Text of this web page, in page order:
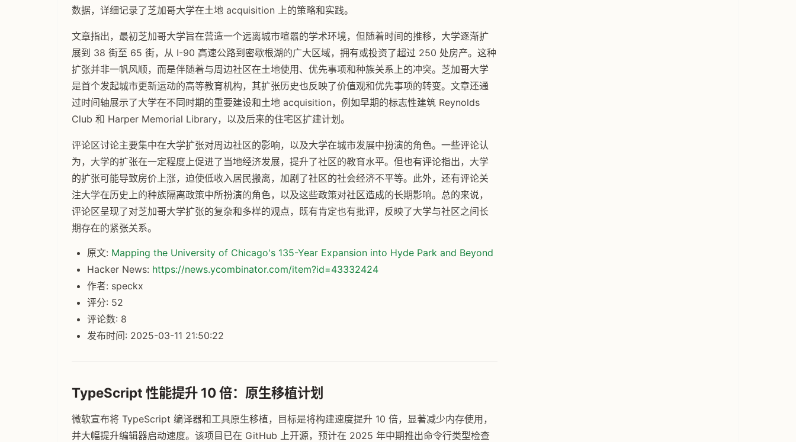
数据，详细记录了芝加哥大学在土地 acquisition 上的策略和实践。
文章指出，最初芝加哥大学旨在营造一个远离城市喧嚣的学术环境，但随着时间的推移，大学逐渐扩
展到 38 街至 65 街，从 I-90 高速公路到密歇根湖的广大区域，拥有或投资了超过 250 处房产。这种
扩张并非一帆风顺，而是伴随着与周边社区在土地使用、优先事项和种族关系上的冲突。芝加哥大学
是首个发起城市更新运动的高等教育机构，其扩张历史也反映了价值观和优先事项的转变。文章还通
过时间轴展示了大学在不同时期的重要建设和土地 acquisition，例如早期的标志性建筑 Reynolds
Club 和 Harper Memorial Library，以及后来的住宅区扩建计划。
评论区讨论主要集中在大学扩张对周边社区的影响，以及大学在城市发展中扮演的角色。一些评论认
为，大学的扩张在一定程度上促进了当地经济发展，提升了社区的教育水平。但也有评论指出，大学
的扩张可能导致房价上涨，迫使低收入居民搬离，加剧了社区的社会经济不平等。此外，还有评论关
注大学在历史上的种族隔离政策中所扮演的角色，以及这些政策对社区造成的长期影响。总的来说，
评论区呈现了对芝加哥大学扩张的复杂和多样的观点，既有肯定也有批评，反映了大学与社区之间长
期存在的紧张关系。
原文: Mapping the University of Chicago's 135-Year Expansion into Hyde Park and Beyond
Hacker News: https://news.ycombinator.com/item?id=43332424
作者: speckx
评分: 52
评论数: 8
发布时间: 2025-03-11 21:50:22
TypeScript 性能提升 10 倍：原生移植计划
微软宣布将 TypeScript 编译器和工具原生移植，目标是将构建速度提升 10 倍，显著减少内存使用，
并大幅提升编辑器启动速度。该项目已在 GitHub 上开源，预计在 2025 年中期推出命令行类型检查